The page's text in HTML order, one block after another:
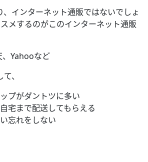
、インターネット通販ではないでしょ
メするのがこのインターネット通販
Yahooなど
、
プがダントツに多い
宅まで配送してもらえる
忘れをしない